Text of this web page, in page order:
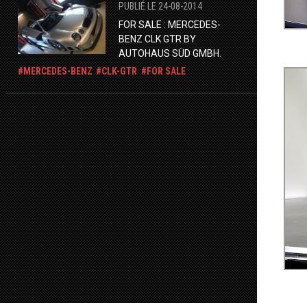
PUBLIÉ LE 24-08-2014
FOR SALE : MERCEDES-
BENZ CLK GTR BY
AUTOHAUS SÜD GMBH.
MERCEDES-BENZ
CLK-GTR FOR SALE